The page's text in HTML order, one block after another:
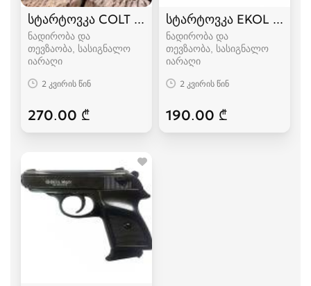
სტარტოვკა COLT 1911, COLT 1911 SX
ნადირობა და
თევზაობა, სასიგნალო
იარაღი
2 კვირის წინ
270.00 ₾
სტარტოვკა EKOL
ნადირობა და
თევზაობა, სასიგნალო
იარაღი
2 კვირის წინ
190.00 ₾